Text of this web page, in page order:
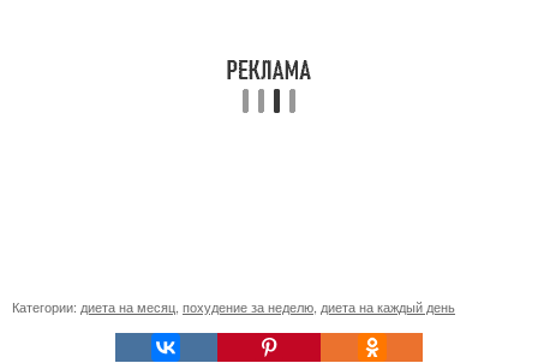
Категории: диета на месяц похудение за неделю диета на каждый день